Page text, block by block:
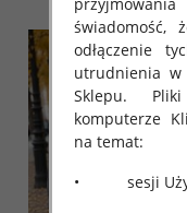
świadomość,
odłączenie
utrudnienia
Sklepu.
komputerze
na temat:
• sesji